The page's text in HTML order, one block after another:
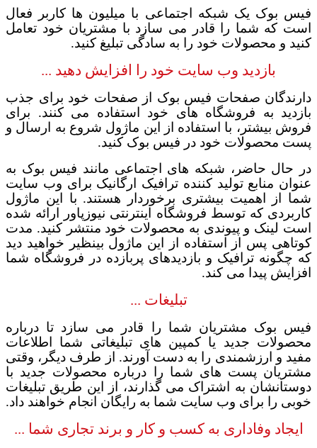
فیس بوک یک شبکه اجتماعی با میلیون ها کاربر فعال
است که شما را قادر می سازد با مشتریان خود تعامل
کنید و محصولات خود را به سادگی تبلیغ کنید.
بازدید وب سایت خود را افزایش دهید ...
دارندگان صفحات فیس بوک از صفحات خود برای جذب
بازدید به فروشگاه های خود استفاده می کنند. برای
فروش بیشتر، با استفاده از این ماژول شروع به ارسال و
پست محصولات خود در فیس بوک کنید.
در حال حاضر، شبکه های اجتماعی مانند فیس بوک به
عنوان منابع تولید کننده ترافیک ارگانیک برای وب سایت
شما از اهمیت بیشتری برخوردار هستند. با این ماژول
کاربردی که توسط فروشگاه اینترنتی نیوزپاور ارائه شده
است لینک و پیوندی به محصولات خود منتشر کنید. مدت
کوتاهی پس از استفاده از این ماژول بینظیر خواهید دید
که چگونه ترافیک و بازدیدهای پربازده در فروشگاه شما
افزایش پیدا می کند.
تبلیغات ...
فیس بوک مشتریان شما را قادر می سازد تا درباره
محصولات جدید یا کمپین های تبلیغاتی شما اطلاعات
مفید و ارزشمندی را به دست آورند. از طرف دیگر، وقتی
مشتریان پست های شما را درباره محصولات جدید با
دوستانشان به اشتراک می گذارند، از این طریق تبلیغات
خوبی را برای وب سایت شما به رایگان انجام خواهند داد.
ایجاد وفاداری به کسب و کار و برند تجاری شما ...